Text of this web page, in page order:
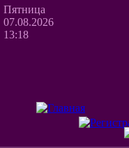
Пятница
07.08.2026
13:18